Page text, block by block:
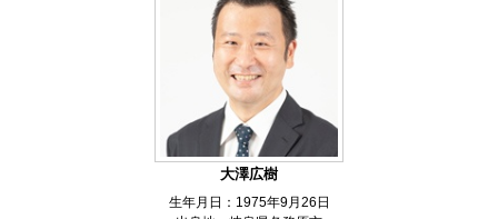
大澤広樹
生年月日：1975年9月26日